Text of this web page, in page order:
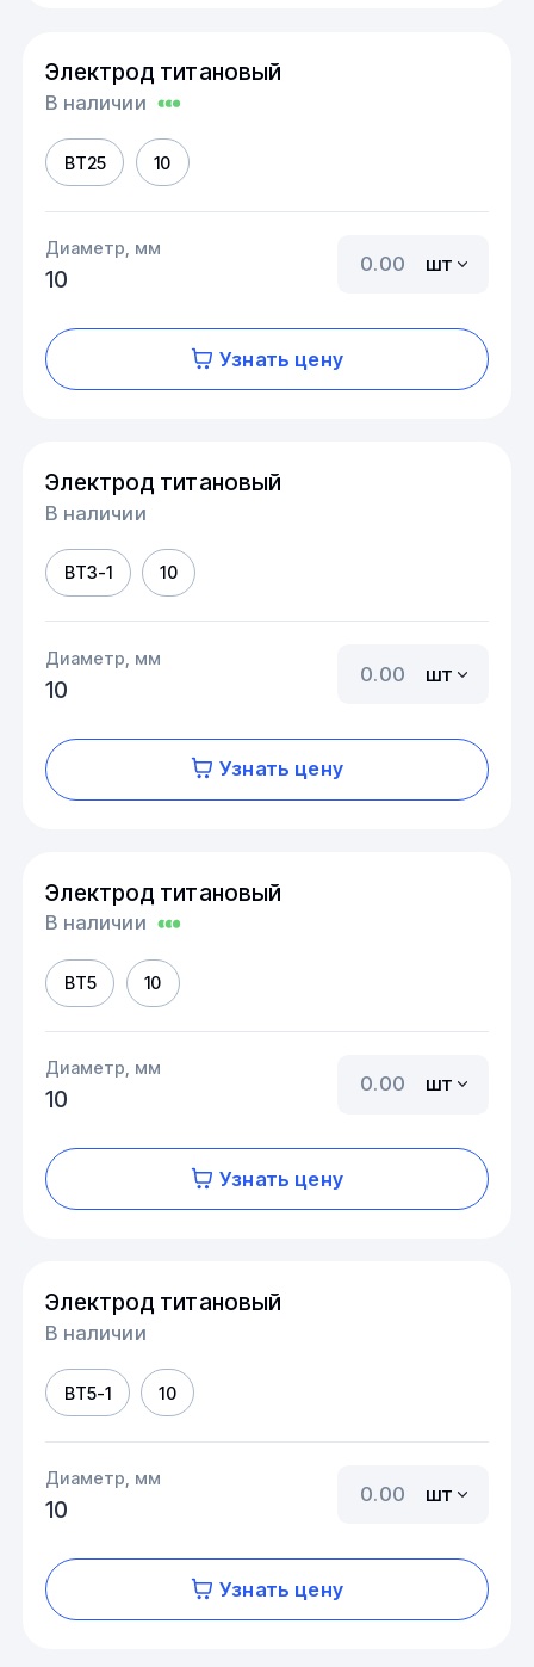
Электрод титановый
В наличии
ВТ25 10
Диаметр, мм
10
шт
Узнать цену
Электрод титановый
В наличии
ВТ3-1 10
Диаметр, мм
10
шт
Узнать цену
Электрод титановый
В наличии
ВТ5 10
Диаметр, мм
10
шт
Узнать цену
Электрод титановый
В наличии
ВТ5-1 10
Диаметр, мм
10
шт
Узнать цену